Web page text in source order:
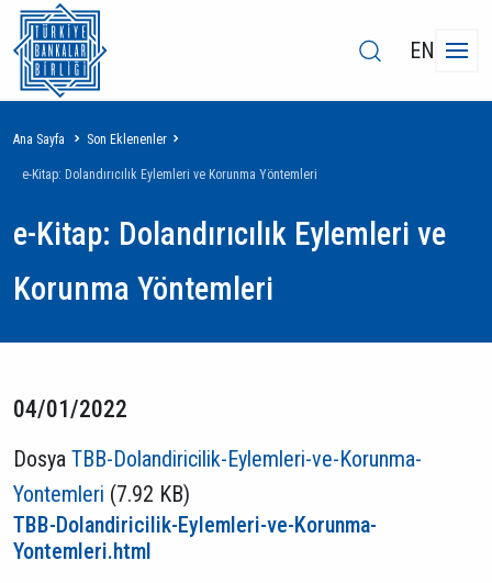
EN
Sayfa
yolu
Ana Sayfa Son Eklenenler
e-Kitap: Dolandırıcılık Eylemleri ve Korunma Yöntemleri
e-Kitap: Dolandırıcılık Eylemleri ve
Korunma Yöntemleri
04/01/2022
Dosya TBB-Dolandiricilik-Eylemleri-ve-Korunma-
Yontemleri (7.92 KB)
TBB-Dolandiricilik-Eylemleri-ve-Korunma-
Yontemleri.html